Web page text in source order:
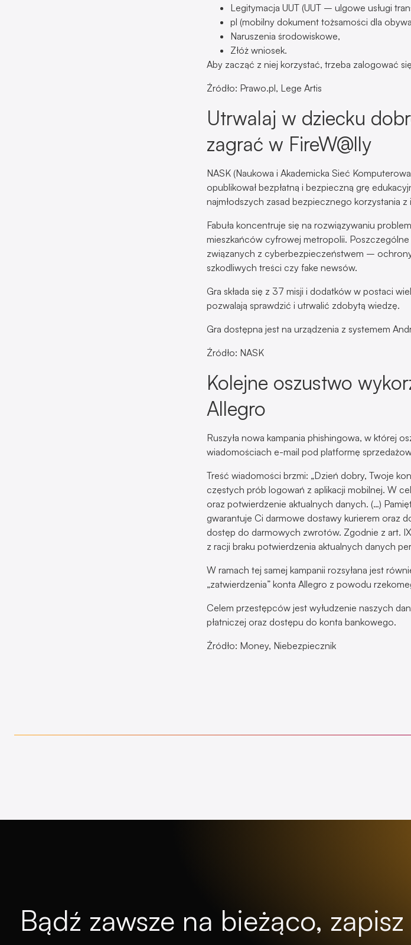
Legitymacja UUT (UUT – ulgowe usługi
pl (mobilny dokument tożsamości dla
Naruszenia środowiskowe,
Złóż wniosek.
Aby zacząć z niej korzystać, trzeba zalogować
Źródło: Prawo.pl, Lege Artis
Utrwalaj w dziecku
zagrać w FireW@lly
NASK (Naukowa i Akademicka Sieć
opublikował bezpłatną i bezpieczną grę
najmłodszych zasad bezpiecznego korzystania z
Fabuła koncentruje się na rozwiązywaniu
mieszkańców cyfrowej metropolii.
związanych z cyberbezpieczeństwem –
szkodliwych treści czy fake newsów.
Gra składa się z 37 misji i dodatków w postaci
pozwalają sprawdzić i utrwalić zdobytą wiedzę.
Gra dostępna jest na urządzenia z systemem
Źródło: NASK
Kolejne oszustwo
Allegro
Ruszyła nowa kampania phishingowa, w której
wiadomościach e-mail pod platformę
Treść wiadomości brzmi: „Dzień dobry, Twoje
częstych prób logowań z aplikacji mobilnej. W
oraz potwierdzenie aktualnych danych. (…)
gwarantuje Ci darmowe dostawy kurierem oraz
dostęp do darmowych zwrotów. Zgodnie z art.
z racji braku potwierdzenia aktualnych danych
W ramach tej samej kampanii rozsyłana jest
„zatwierdzenia” konta Allegro z powodu
Celem przestępców jest wyłudzenie naszych
płatniczej oraz dostępu do konta bankowego.
Źródło: Money, Niebezpiecznik
Bądź zawsze na bieżąco, zapisz